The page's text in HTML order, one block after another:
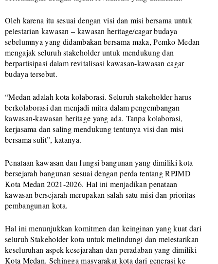
Oleh karena itu sesuai dengan visi dan misi bersama untuk
pelestarian kawasan – kawasan heritage/cagar budaya
sebelumnya yang didambakan bersama maka, Pemko Medan
mengajak seluruh stakeholder untuk mendukung dan
berpartisipasi dalam revitalisasi kawasan-kawasan cagar
budaya tersebut.
“Medan adalah kota kolaborasi. Seluruh stakeholder harus
berkolaborasi dan menjadi mitra dalam pengembangan
kawasan-kawasan heritage yang ada. Tanpa kolaborasi,
kerjasama dan saling mendukung tentunya visi dan misi
bersama sulit”, katanya.
Penataan kawasan dan fungsi bangunan yang dimiliki kota
bersejarah bangunan sesuai dengan perda tentang RPJMD
Kota Medan 2021-2026. Hal ini menjadikan penataan
kawasan bersejarah merupakan salah satu misi dan prioritas
pembangunan kota.
Hal ini menunjukkan komitmen dan keinginan yang kuat dari
seluruh Stakeholder kota untuk melindungi dan melestarikan
keseluruhan aspek kesejarahan dan peradaban yang dimiliki
Kota Medan. Sehingga masyarakat kota dari generasi ke